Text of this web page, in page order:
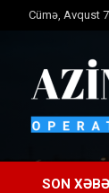
Cümə, Avqust
SON